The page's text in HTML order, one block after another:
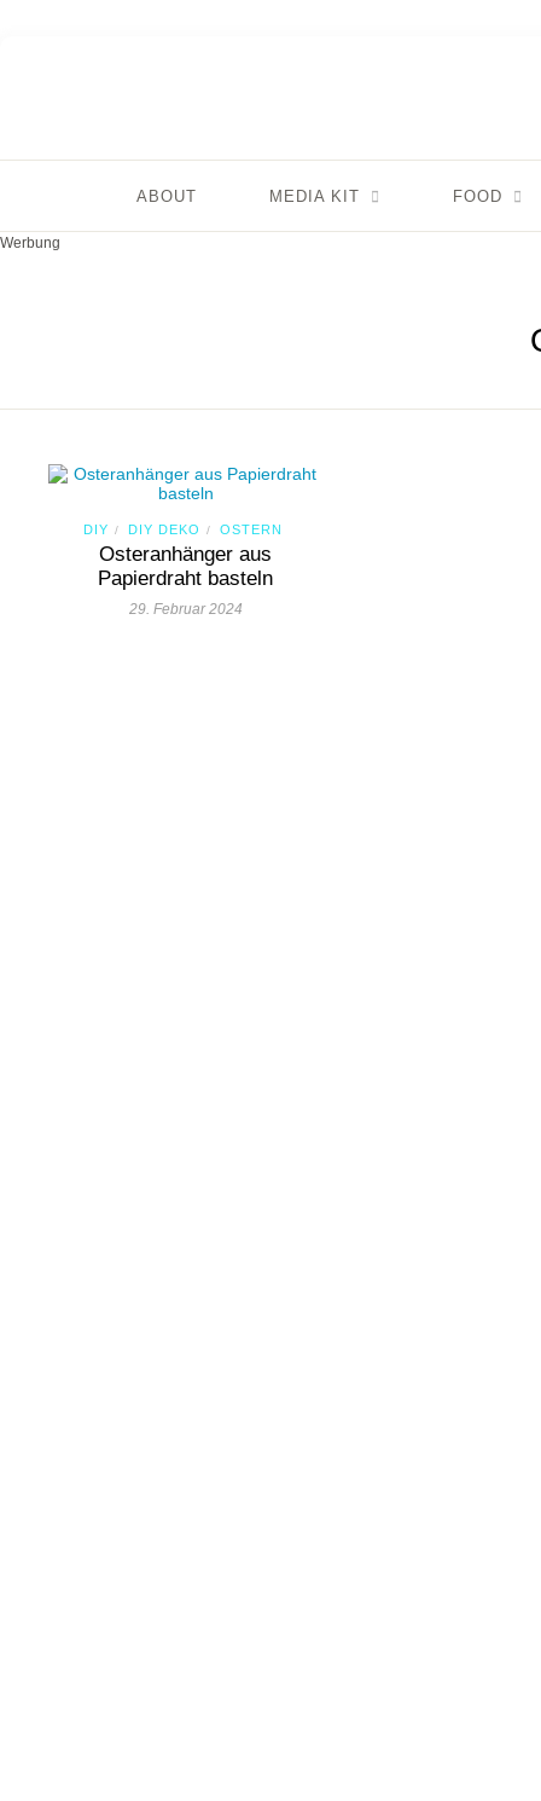
ABOUT MEDIA KIT FOOD
Werbung
DIY / DIY DEKO / OSTERN
Osteranhänger aus
Papierdraht basteln
29. Februar 2024